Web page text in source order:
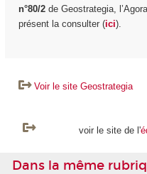
n°80/2de Geostrategia,
présent la consulter (ici).
Voir le site Geostrategia
voir le site de l'
Dans la même